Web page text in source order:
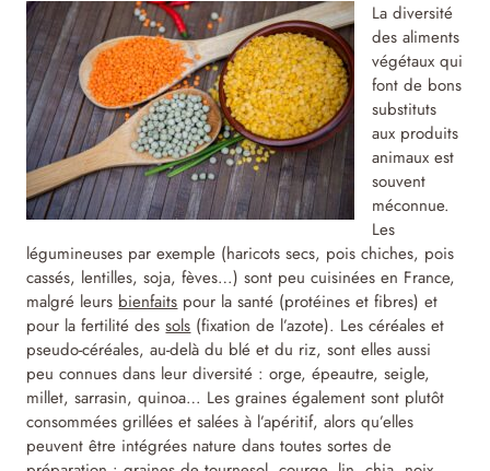
La diversité
des aliments
végétaux qui
font de bons
substituts
aux produits
animaux est
souvent
méconnue.
Les
légumineuses par exemple (haricots secs, pois chiches, pois
cassés, lentilles, soja, fèves…) sont peu cuisinées en France,
malgré leursbienfaitspour la santé (protéines et fibres) et
pour la fertilité dessols(fixation de l’azote). Les céréales et
pseudo-céréales, au-delà du blé et du riz, sont elles aussi
peu connues dans leur diversité : orge, épeautre, seigle,
millet, sarrasin, quinoa… Les graines également sont plutôt
consommées grillées et salées à l’apéritif, alors qu’elles
peuvent être intégrées nature dans toutes sortes de